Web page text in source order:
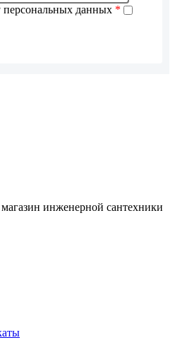
персональных данных *
инженерной сантехники